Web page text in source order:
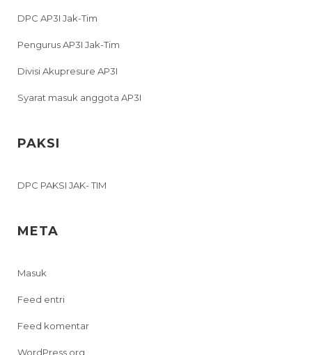
DPC AP3I Jak-Tim
Pengurus AP3I Jak-Tim
Divisi Akupresure AP3I
Syarat masuk anggota AP3I
PAKSI
DPC PAKSI JAK- TIM
META
Masuk
Feed entri
Feed komentar
WordPress.org